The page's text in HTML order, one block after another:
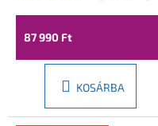
fekete-átlátszó, 856-
080-000-70-00
87 990 Ft
KOSÁRBA